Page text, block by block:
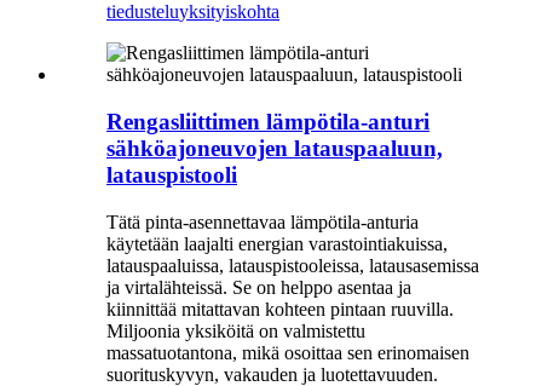
tiedusteluyksityiskohta
Rengasliittimen lämpötila-anturi
sähköajoneuvojen latauspaaluun,
latauspistooli
Tätä pinta-asennettavaa lämpötila-anturia
käytetään laajalti energian varastointiakuissa,
latauspaaluissa, latauspistooleissa, latausasemissa
ja virtalähteissä. Se on helppo asentaa ja
kiinnittää mitattavan kohteen pintaan ruuvilla.
Miljoonia yksiköitä on valmistettu
massatuotantona, mikä osoittaa sen erinomaisen
suorituskyvyn, vakauden ja luotettavuuden.